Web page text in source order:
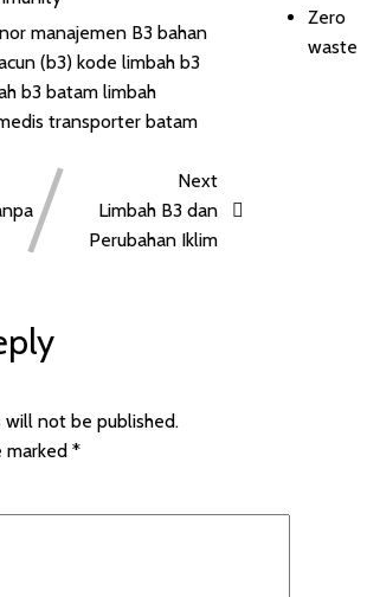
manajemen B3 bahan
(b3) kode limbah b3
b3 batam limbah
transporter batam
Next
Limbah B3 dan
Perubahan Iklim
will not be published.
marked *
Zero
waste